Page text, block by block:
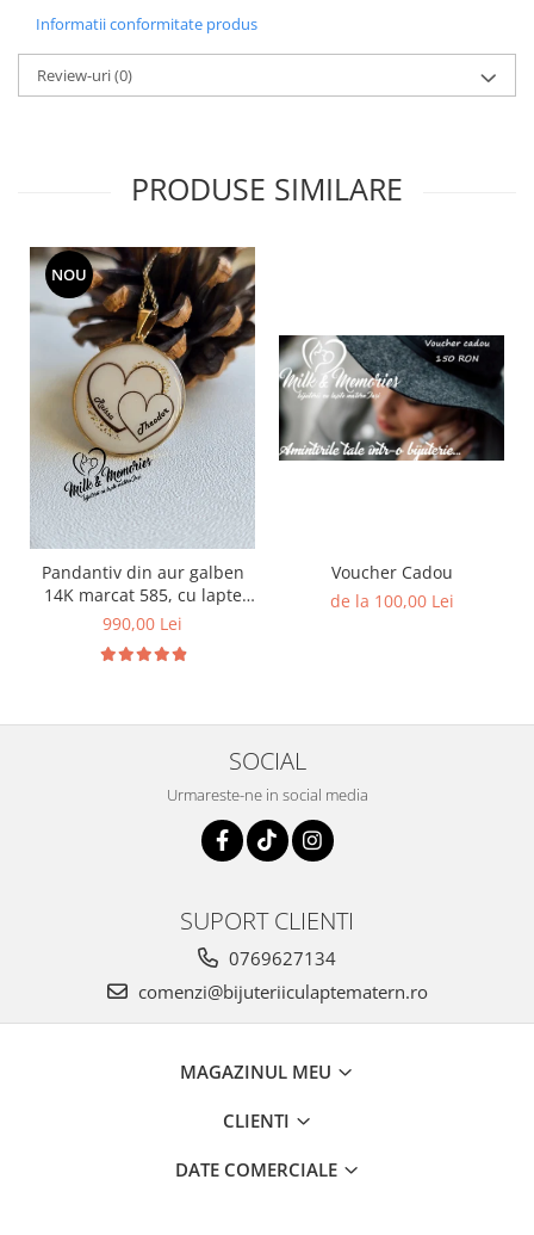
Informatii conformitate produs
Review-uri(0)
PRODUSE SIMILARE
NOU
Pandantiv din aur galben
14K marcat 585, cu lapte
matern, si inimioare din
990,00 Lei
Voucher Cadou
de la 100,00 Lei
SOCIAL
Urmareste-ne in social media
SUPORT CLIENTI
0769627134
comenzi@bijuteriiculaptematern.ro
MAGAZINUL MEU
CLIENTI
DATE COMERCIALE